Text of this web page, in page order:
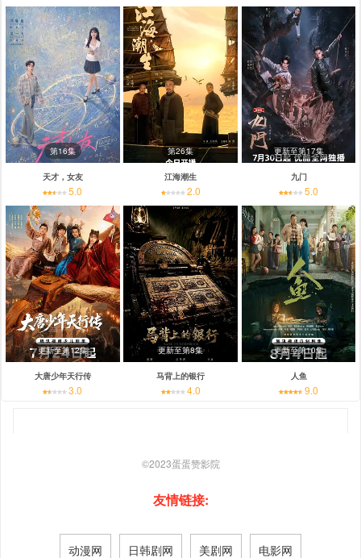
第16集
天才，女友
5.0
第26集
江海潮生
2.0
更新至第17集
九门
5.0
更新至第12集
大唐少年天行传
3.0
更新至第8集
马背上的银行
4.0
更新至第10集
人鱼
9.0
©2023蛋蛋赞影院
友情链接:
动漫网 日韩剧网 美剧网 电影网